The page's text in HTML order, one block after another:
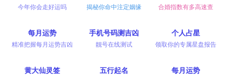
今年你会走好运吗 揭秘你命中注定姻缘 合婚指数有多高速查
每月运势
精准把握每月运势吉凶
手机号码测吉凶
靓号在线测试
个人占星
领取你的专属星盘报告
黄大仙灵签 五行起名 每月运势